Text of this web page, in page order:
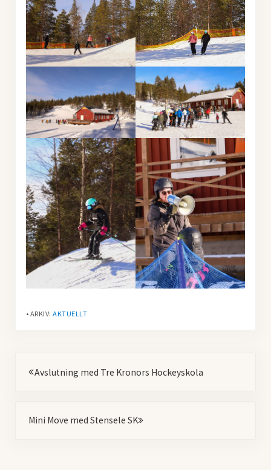
• ARKIV:AKTUELLT
Avslutning med Tre Kronors Hockeyskola
Mini Move med Stensele SK